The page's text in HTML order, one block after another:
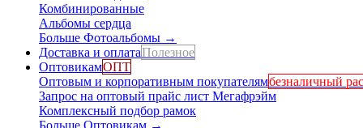
Комбинированные
Альбомы сердца
Больше Фотоальбомы →
Доставка и оплатаПолезное
ОптовикамОПТ
Оптовым и корпоративным покупателямбезналичный
Запрос на оптовый прайс лист Мегафрэйм
Комплексный подбор рамок
Больше Оптовикам →